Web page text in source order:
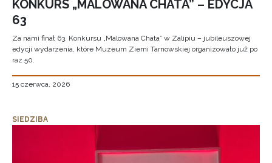
KONKURS „MALOWANA CHATA” – EDYCJA
63
Za nami finał 63. Konkursu „Malowana Chata” w Zalipiu – jubileuszowej
edycji wydarzenia, które Muzeum Ziemi Tarnowskiej organizowało już po
raz 50.
15 czerwca, 2026
SIEDZIBA